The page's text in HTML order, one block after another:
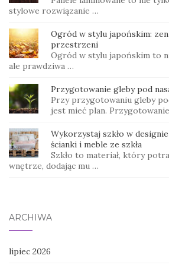
stylowe rozwiązanie …
Ogród w stylu japońskim:
przestrzeni
Ogród w stylu japońskim to
ale prawdziwa …
Przygotowanie gleby pod
Przy przygotowaniu gleby
jest mieć plan.
Wykorzystaj szkło w
ścianki i meble ze szkła
Szkło to materiał, który
wnętrze, dodając mu …
ARCHIWA
lipiec 2026